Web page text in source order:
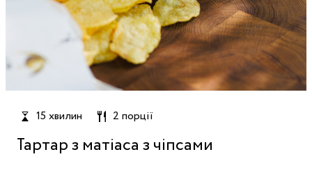
15 хвилин 2 порції
Тартар з матіаса з чіпсами